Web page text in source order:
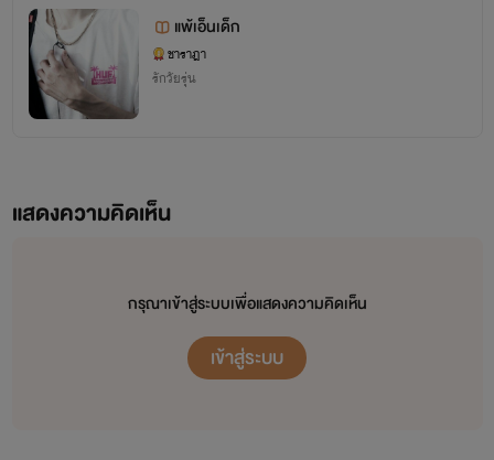
เปลี่ยนแปลงไปจากเดิมเลยปล่อยเลยตามเลย ขอขอบคุณทุกกำลังใจ
ที่มีให้กันและขออภัยหากมีสิ่งใดผิดพลาด
ชาราฎา
แพ้เอ็นเด็ก
ชาราฎา
รักวัยรุ่น
แสดงความคิดเห็น
กรุณาเข้าสู่ระบบเพื่อแสดงความคิดเห็น
เข้าสู่ระบบ